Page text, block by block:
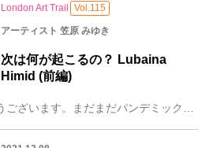
London Art Trail Vol.115
アーティスト 笠原 みゆき
次は何が起こるの？ Lubaina
Himid (前編)